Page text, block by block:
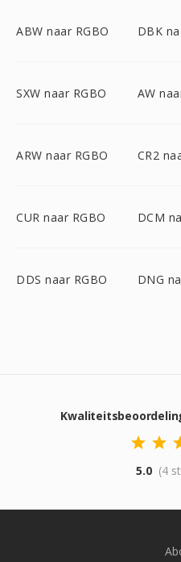
ABW naar RGBO DBK
SXW naar RGBO AW
ARW naar RGBO CR2
CUR naar RGBO DCM
DDS naar RGBO DNG
5.0 (4